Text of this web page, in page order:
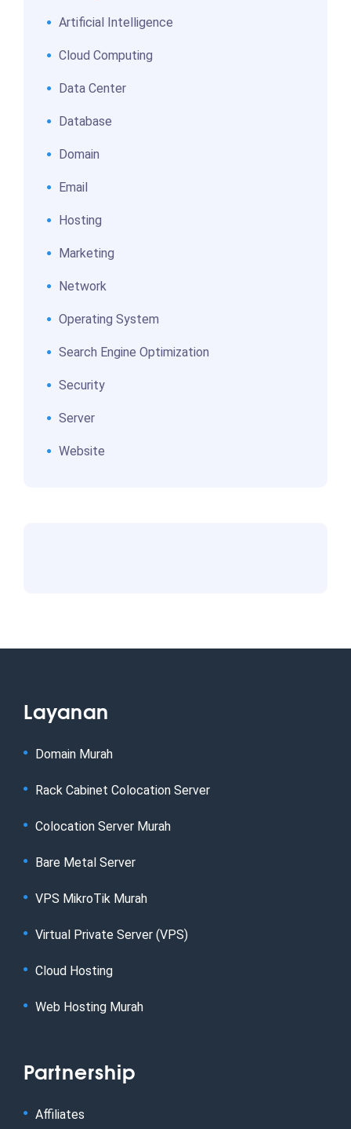
Artificial Intelligence
Cloud Computing
Data Center
Database
Domain
Email
Hosting
Marketing
Network
Operating System
Search Engine Optimization
Security
Server
Website
Layanan
Domain Murah
Rack Cabinet Colocation Server
Colocation Server Murah
Bare Metal Server
VPS MikroTik Murah
Virtual Private Server (VPS)
Cloud Hosting
Web Hosting Murah
Partnership
Affiliates